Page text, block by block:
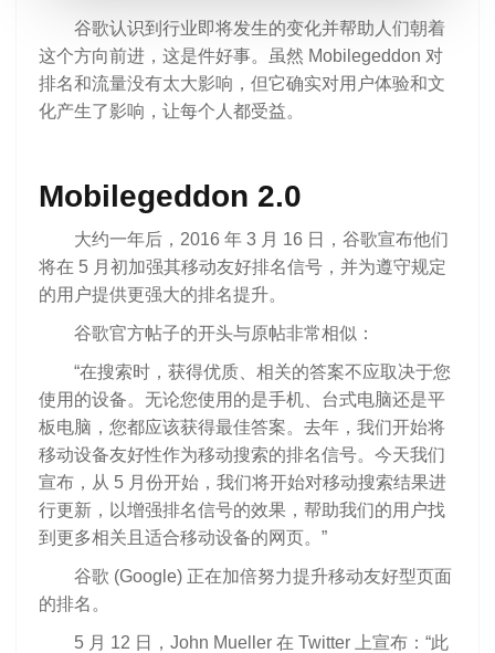
谷歌认识到行业即将发生的变化并帮助人们朝着
这个方向前进，这是件好事。虽然 Mobilegeddon 对
排名和流量没有太大影响，但它确实对用户体验和文
化产生了影响，让每个人都受益。
Mobilegeddon 2.0
大约一年后，2016 年 3 月 16 日，谷歌宣布他们
将在 5 月初加强其移动友好排名信号，并为遵守规定
的用户提供更强大的排名提升。
谷歌官方帖子的开头与原帖非常相似：
“在搜索时，获得优质、相关的答案不应取决于您
使用的设备。无论您使用的是手机、台式电脑还是平
板电脑，您都应该获得最佳答案。去年，我们开始将
移动设备友好性作为移动搜索的排名信号。今天我们
宣布，从 5 月份开始，我们将开始对移动搜索结果进
行更新，以增强排名信号的效果，帮助我们的用户找
到更多相关且适合移动设备的网页。”
谷歌 (Google) 正在加倍努力提升移动友好型页面
的排名。
5 月 12 日，John Mueller 在 Twitter 上宣布：“此